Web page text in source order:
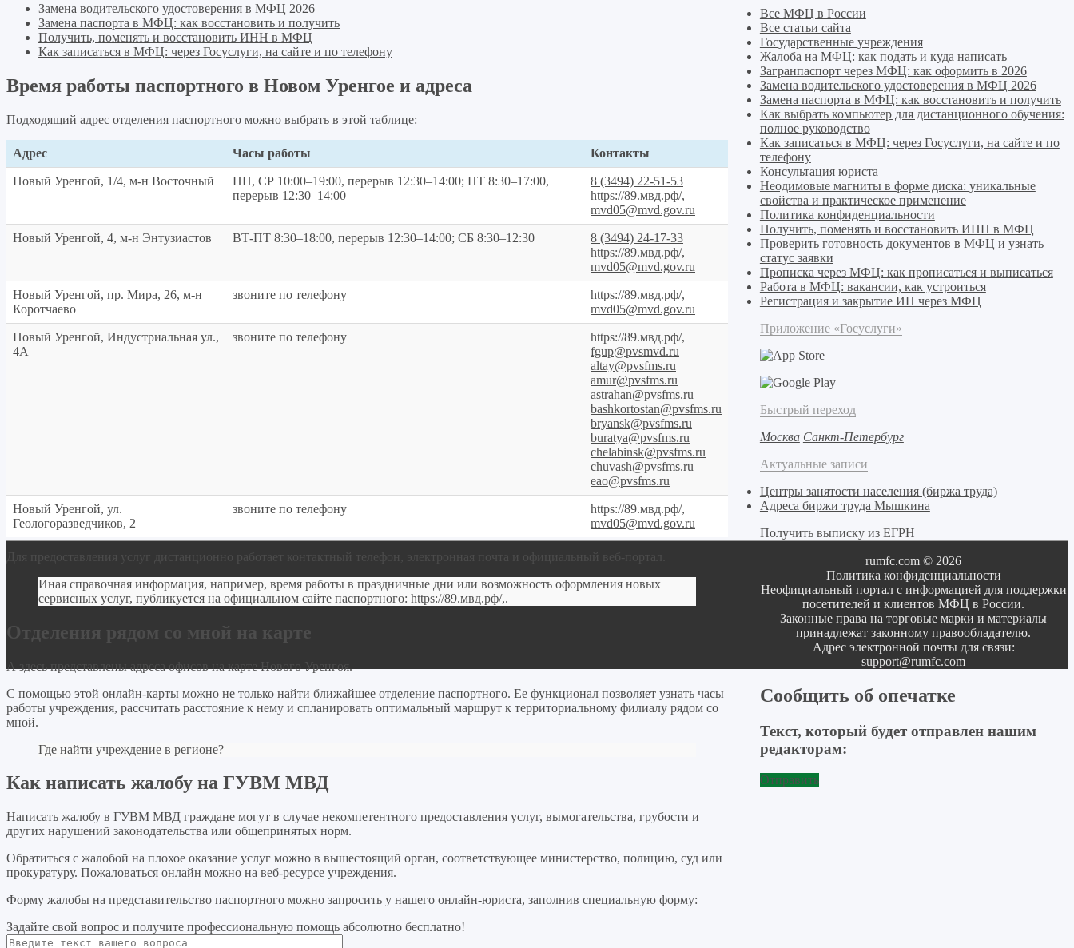
Замена водительского удостоверения в МФЦ 2026
Замена паспорта в МФЦ: как восстановить и получить
Получить, поменять и восстановить ИНН в МФЦ
Как записаться в МФЦ: через Госуслуги, на сайте и по телефону
Время работы паспортного в Новом Уренгое и адреса
Подходящий адрес отделения паспортного можно выбрать в этой таблице:
Адрес Часы работы Контакты
Новый Уренгой, 1/4, м-н Восточный
ПН, СР 10:00–19:00, перерыв 12:30–14:00; ПТ 8:30–17:00,
перерыв 12:30–14:00
8 (3494) 22-51-53
https://89.мвд.рф/,
mvd05@mvd.gov.ru
Новый Уренгой, 4, м-н Энтузиастов ВТ-ПТ 8:30–18:00, перерыв 12:30–14:00; СБ 8:30–12:30
8 (3494) 24-17-33
https://89.мвд.рф/,
mvd05@mvd.gov.ru
Новый Уренгой, пр. Мира, 26, м-н
Коротчаево
звоните по телефону
https://89.мвд.рф/,
mvd05@mvd.gov.ru
Новый Уренгой, Индустриальная ул.,
4А
звоните по телефону
https://89.мвд.рф/,
fgup@pvsmvd.ru
altay@pvsfms.ru
amur@pvsfms.ru
astrahan@pvsfms.ru
bashkortostan@pvsfms.ru
bryansk@pvsfms.ru
buratya@pvsfms.ru
chelabinsk@pvsfms.ru
chuvash@pvsfms.ru
eao@pvsfms.ru
Новый Уренгой, ул.
Геологоразведчиков, 2
звоните по телефону
https://89.мвд.рф/,
mvd05@mvd.gov.ru
Для предоставления услуг дистанционно работает контактный телефон, электронная почта и официальный веб-портал.
Иная справочная информация, например, время работы в праздничные дни или возможность оформления новых
сервисных услуг, публикуется на официальном сайте паспортного: https://89.мвд.рф/,.
Отделения рядом со мной на карте
А здесь представлены адреса офисов на карте Нового Уренгоя.
С помощью этой онлайн-карты можно не только найти ближайшее отделение паспортного. Ее функционал позволяет узнать часы
работы учреждения, рассчитать расстояние к нему и спланировать оптимальный маршрут к территориальному филиалу рядом со
мной.
Где найти учреждение в регионе?
Как написать жалобу на ГУВМ МВД
Написать жалобу в ГУВМ МВД граждане могут в случае некомпетентного предоставления услуг, вымогательства, грубости и
других нарушений законодательства или общепринятых норм.
Обратиться с жалобой на плохое оказание услуг можно в вышестоящий орган, соответствующее министерство, полицию, суд или
прокуратуру. Пожаловаться онлайн можно на веб-ресурсе учреждения.
Форму жалобы на представительство паспортного можно запросить у нашего онлайн-юриста, заполнив специальную форму:
Задайте свой вопрос и получите профессиональную помощь абсолютно бесплатно!
Все МФЦ в России
Все статьи сайта
Государственные учреждения
Жалоба на МФЦ: как подать и куда написать
Загранпаспорт через МФЦ: как оформить в 2026
Замена водительского удостоверения в МФЦ 2026
Замена паспорта в МФЦ: как восстановить и получить
Как выбрать компьютер для дистанционного обучения:
полное руководство
Как записаться в МФЦ: через Госуслуги, на сайте и по
телефону
Консультация юриста
Неодимовые магниты в форме диска: уникальные
свойства и практическое применение
Политика конфиденциальности
Получить, поменять и восстановить ИНН в МФЦ
Проверить готовность документов в МФЦ и узнать
статус заявки
Прописка через МФЦ: как прописаться и выписаться
Работа в МФЦ: вакансии, как устроиться
Регистрация и закрытие ИП через МФЦ
Приложение «Госуслуги»
Быстрый переход
Москва Санкт-Петербург
Актуальные записи
Центры занятости населения (биржа труда)
Адреса биржи труда Мышкина
Получить выписку из ЕГРН
rumfc.com © 2026
Политика конфиденциальности
Неофициальный портал с информацией для поддержки
посетителей и клиентов МФЦ в России.
Законные права на торговые марки и материалы
принадлежат законному правообладателю.
Адрес электронной почты для связи:
support@rumfc.com
Сообщить об опечатке
Текст, который будет отправлен нашим
редакторам:
Отправить